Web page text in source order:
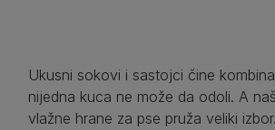
Ukusni sokovi i sastojci čine
nijedna kuca ne može da odoli. A
vlažne hrane za pse pruža veliki